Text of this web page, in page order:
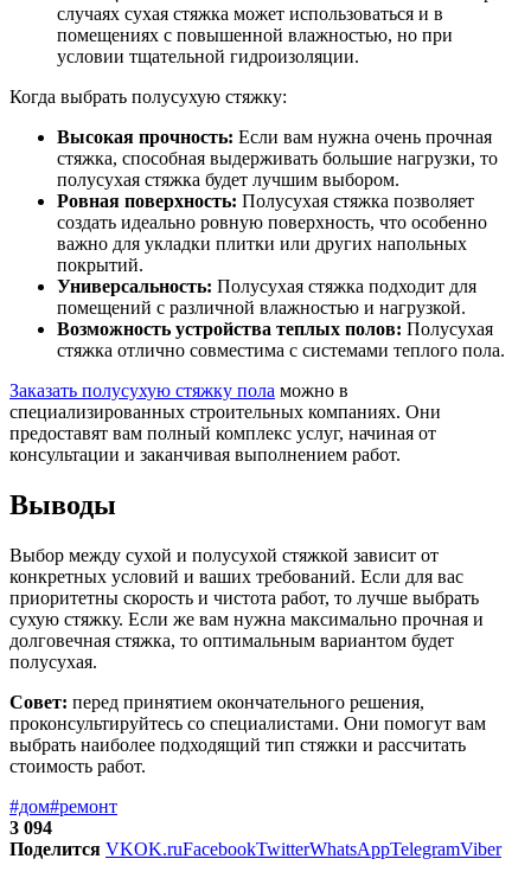
случаях сухая стяжка может использоваться и в
помещениях с повышенной влажностью, но при
условии тщательной гидроизоляции.
Когда выбрать полусухую стяжку:
Высокая прочность: Если вам нужна очень прочная
стяжка, способная выдерживать большие нагрузки, то
полусухая стяжка будет лучшим выбором.
Ровная поверхность: Полусухая стяжка позволяет
создать идеально ровную поверхность, что особенно
важно для укладки плитки или других напольных
покрытий.
Универсальность: Полусухая стяжка подходит для
помещений с различной влажностью и нагрузкой.
Возможность устройства теплых полов: Полусухая
стяжка отлично совместима с системами теплого пола.
Заказать полусухую стяжку пола можно в
специализированных строительных компаниях. Они
предоставят вам полный комплекс услуг, начиная от
консультации и заканчивая выполнением работ.
Выводы
Выбор между сухой и полусухой стяжкой зависит от
конкретных условий и ваших требований. Если для вас
приоритетны скорость и чистота работ, то лучше выбрать
сухую стяжку. Если же вам нужна максимально прочная и
долговечная стяжка, то оптимальным вариантом будет
полусухая.
Совет: перед принятием окончательного решения,
проконсультируйтесь со специалистами. Они помогут вам
выбрать наиболее подходящий тип стяжки и рассчитать
стоимость работ.
#дом#ремонт
3 094
Поделится VKOK.ruFacebookTwitterWhatsAppTelegramViber